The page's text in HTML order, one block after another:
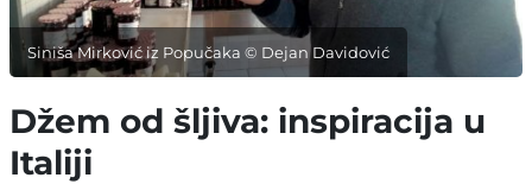
Siniša Mirković iz Popučaka © Dejan Davidović
Džem od šljiva: inspiracija u
Italiji